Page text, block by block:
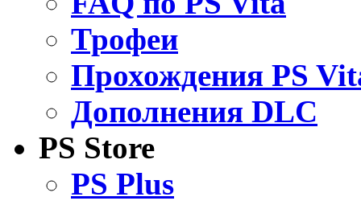
Трофеи
Прохождения PS
Дополнения DLC
PS Store
PS Plus